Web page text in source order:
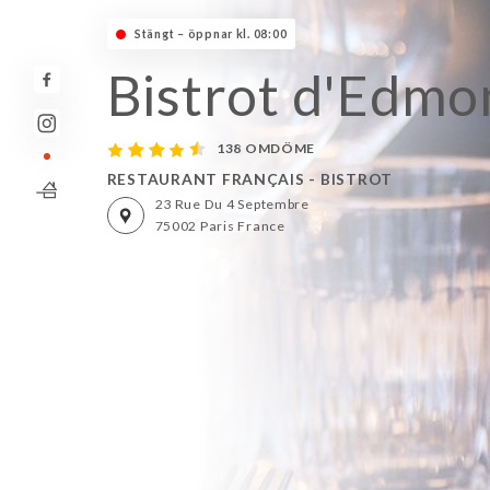
Stängt – öppnar kl. 08:00
Bistrot
138 OMDÖME
RESTAURANT FRANÇAIS - BISTROT
23 Rue Du 4 Septembre
75002 Paris France